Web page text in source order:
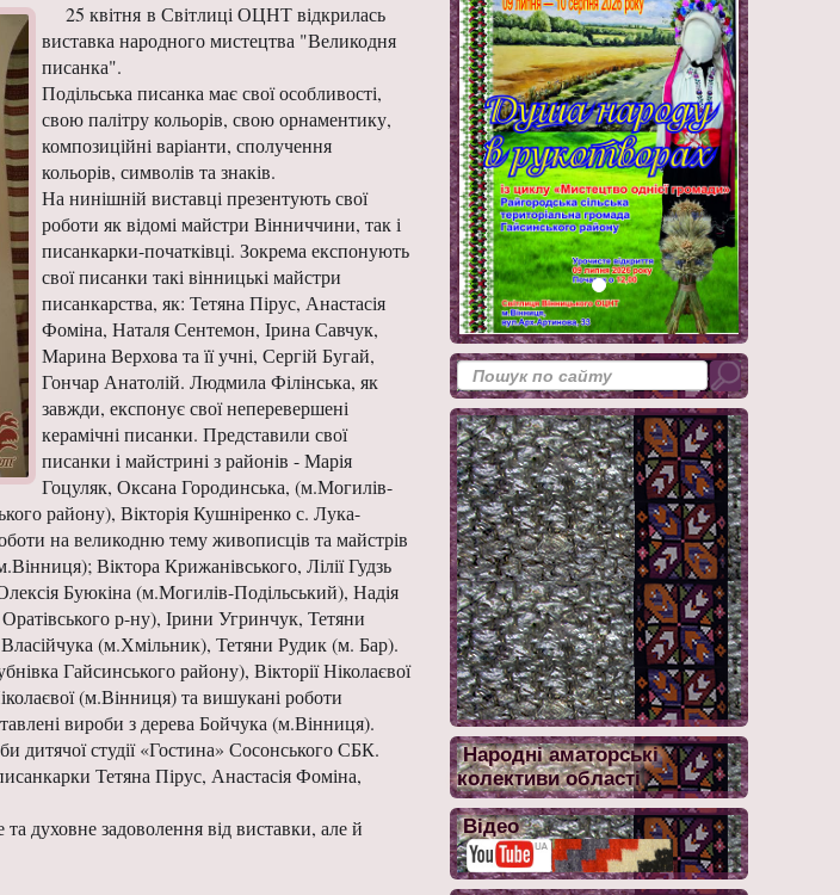
Народні аматорські
колективи області
Відео
25 квітня в Світлиці ОЦНТ відкрилась
виставка народного мистецтва "Великодня
писанка".
Подільська писанка має свої особливості,
свою палітру кольорів, свою орнаментику,
композиційні варіанти, сполучення
кольорів, символів та знаків.
На нинішній виставці презентують свої
роботи як відомі майстри Вінниччини, так і
писанкарки-початківці. Зокрема експонують
свої писанки такі вінницькі майстри
писанкарства, як: Тетяна Пірус, Анастасія
Фоміна, Наталя Сентемон, Ірина Савчук,
Марина Верхова та її учні, Сергій Бугай,
Гончар Анатолій. Людмила Філінська, як
завжди, експонує свої неперевершені
керамічні писанки. Представили свої
писанки і майстрині з районів - Марія
Гоцуляк, Оксана Городинська, (м.Могилів-
району), Вікторія Кушніренко с. Лука-
на великодню тему живописців та майстрів
Віктора Крижанівського, Лілії Гудзь
Буюкіна (м.Могилів-Подільський), Надія
р-ну), Ірини Угринчук, Тетяни
(м.Хмільник), Тетяни Рудик (м. Бар).
Гайсинського району), Вікторії Ніколаєвої
(м.Вінниця) та вишукані роботи
вироби з дерева Бойчука (м.Вінниця).
студії «Гостина» Сосонського СБК.
Тетяна Пірус, Анастасія Фоміна,
духовне задоволення від виставки, але й